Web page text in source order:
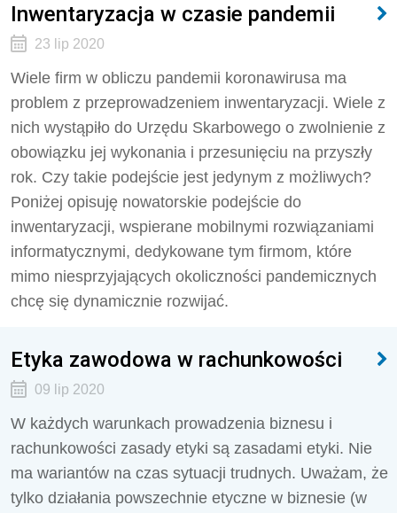
Inwentaryzacja w czasie pandemii
23 lip 2020
Wiele firm w obliczu pandemii koronawirusa ma
problem z przeprowadzeniem inwentaryzacji. Wiele z
nich wystąpiło do Urzędu Skarbowego o zwolnienie z
obowiązku jej wykonania i przesunięciu na przyszły
rok. Czy takie podejście jest jedynym z możliwych?
Poniżej opisuję nowatorskie podejście do
inwentaryzacji, wspierane mobilnymi rozwiązaniami
informatycznymi, dedykowane tym firmom, które
mimo niesprzyjających okoliczności pandemicznych
chcę się dynamicznie rozwijać.
Etyka zawodowa w rachunkowości
09 lip 2020
W każdych warunkach prowadzenia biznesu i
rachunkowości zasady etyki są zasadami etyki. Nie
ma wariantów na czas sytuacji trudnych. Uważam, że
tylko działania powszechnie etyczne w biznesie (w